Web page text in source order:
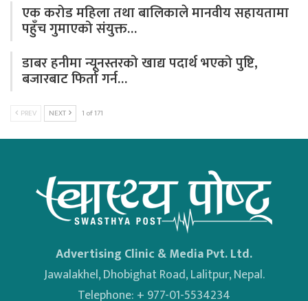
एक करोड महिला तथा बालिकाले मानवीय सहायतामा
पहुँच गुमाएको संयुक्त…
डाबर हनीमा न्यूनस्तरको खाद्य पदार्थ भएको पुष्टि,
बजारबाट फिर्ता गर्न…
PREV NEXT 1 of 171
Advertising Clinic & Media Pvt. Ltd.
Jawalakhel, Dhobighat Road, Lalitpur, Nepal.
Telephone: + 977-01-5534234